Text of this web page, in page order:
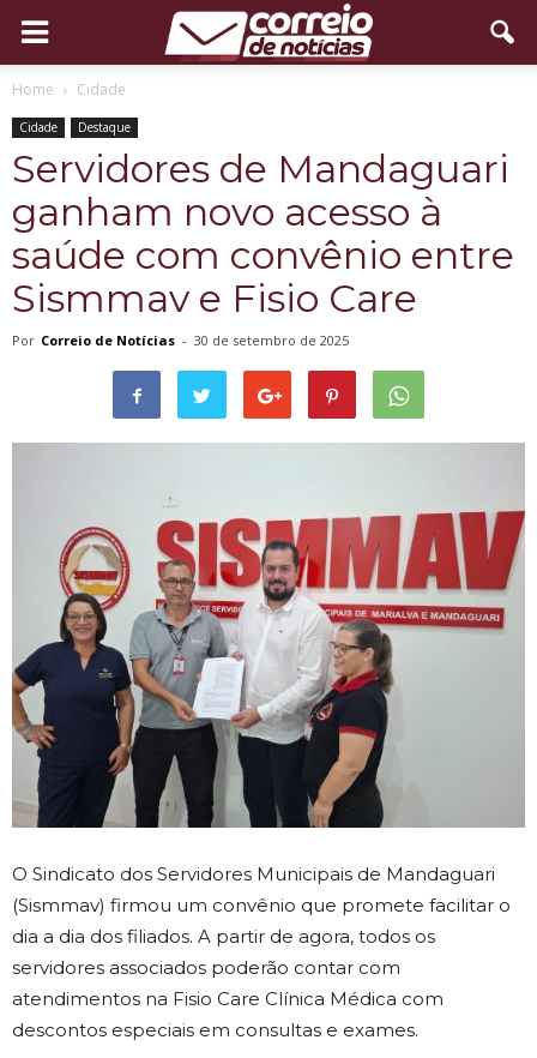
Home Cidade
Cidade Destaque
Servidores de Mandaguari
ganham novo acesso à
saúde com convênio entre
Sismmav e Fisio Care
Por Correio de Notícias - 30 de setembro de 2025
O Sindicato dos Servidores Municipais de Mandaguari
(Sismmav) firmou um convênio que promete facilitar o
dia a dia dos filiados. A partir de agora, todos os
servidores associados poderão contar com
atendimentos na Fisio Care Clínica Médica com
descontos especiais em consultas e exames.